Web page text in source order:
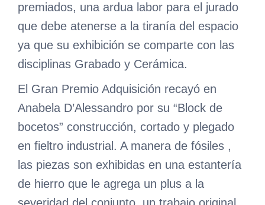
premiados, una ardua labor para el jurado
que debe atenerse a la tiranía del espacio
ya que su exhibición se comparte con las
disciplinas Grabado y Cerámica.
El Gran Premio Adquisición recayó en
Anabela D’Alessandro por su “Block de
bocetos” construcción, cortado y plegado
en fieltro industrial. A manera de fósiles ,
las piezas son exhibidas en una estantería
de hierro que le agrega un plus a la